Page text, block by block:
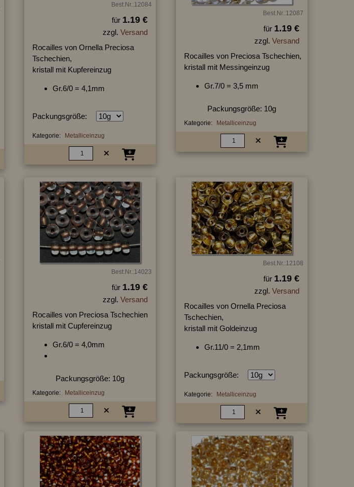
Best.Nr.:12084
für 1.19 €
zzgl. Versand
Rocailles von Ornella Preciosa
Tschechien,
kristall mit Kupfereinzug
Gr.6/0 = 4,1mm
Packungsgröße:
Kategorie: Metalliceinzug
Best.Nr.:12087
für 1.19 €
zzgl. Versand
Rocailles von Preciosa Tschechien,
kristall mit Messingeinzug
Gr.7/0 = 3,5 mm
Packungsgröße: 10g
Kategorie: Metalliceinzug
Best.Nr.:14023
für 1.19 €
zzgl. Versand
Rocailles von Preciosa Tschechien
kristall mit Cupfereinzug
Gr.6/0 = 4,0mm
Packungsgröße: 10g
Kategorie: Metalliceinzug
Best.Nr.:12108
für 1.19 €
zzgl. Versand
Rocailles von Ornella Preciosa
Tschechien,
kristall mit Goldeinzug
Gr.11/0 = 2,1mm
Packungsgröße:
Kategorie: Metalliceinzug